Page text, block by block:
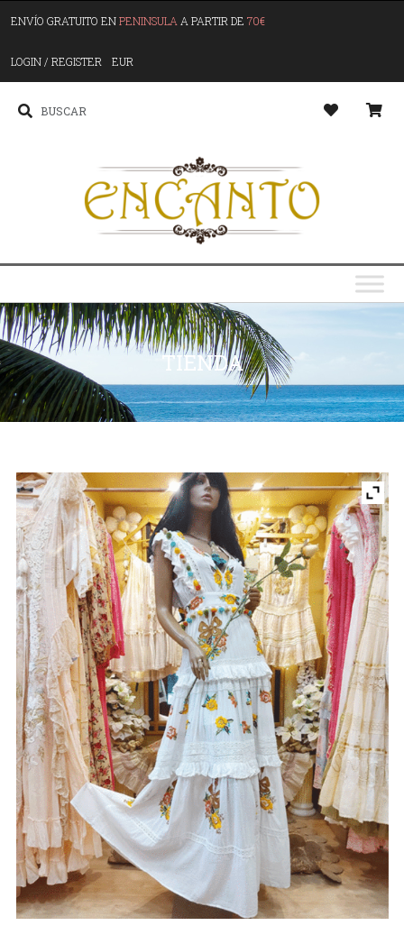
ENVÍO GRATUITO ENPENINSULA A PARTIR DE 70€
LOGIN / REGISTER EUR
TIENDA